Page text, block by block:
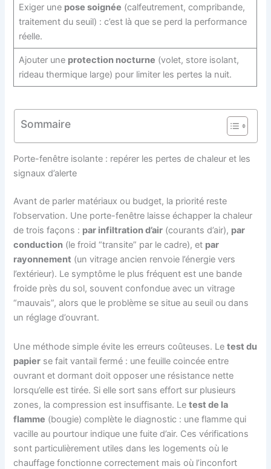
Exiger une pose soignée (calfeutrement, compribande,
traitement du seuil) : c’est là que se perd la performance
réelle.
Ajouter une protection nocturne (volet, store isolant,
rideau thermique large) pour limiter les pertes la nuit.
Sommaire
Porte-fenêtre isolante : repérer les pertes de chaleur et les
signaux d’alerte
Avant de parler matériaux ou budget, la priorité reste
l’observation. Une porte-fenêtre laisse échapper la chaleur
de trois façons : par infiltration d’air (courants d’air), par
conduction (le froid “transite” par le cadre), et par
rayonnement (un vitrage ancien renvoie l’énergie vers
l’extérieur). Le symptôme le plus fréquent est une bande
froide près du sol, souvent confondue avec un vitrage
“mauvais”, alors que le problème se situe au seuil ou dans
un réglage d’ouvrant.
Une méthode simple évite les erreurs coûteuses. Letest du
papier se fait vantail fermé : une feuille coincée entre
ouvrant et dormant doit opposer une résistance nette
lorsqu’elle est tirée. Si elle sort sans effort sur plusieurs
zones, la compression est insuffisante. Letest de la
flamme (bougie) complète le diagnostic : une flamme qui
vacille au pourtour indique une fuite d’air. Ces vérifications
sont particulièrement utiles dans les logements où le
chauffage fonctionne correctement mais où l’inconfort